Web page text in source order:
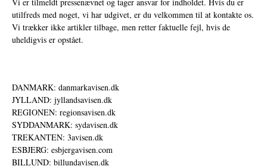
Vi er tilmeldt pressenævnet og tager ansvar for indholdet. Hvis du er
utilfreds med noget, vi har udgivet, er du velkommen til at kontakte os.
Vi trækker ikke artikler tilbage, men retter faktuelle fejl, hvis de
uheldigvis er opstået.
DANMARK: danmarkavisen.dk
JYLLAND: jyllandsavisen.dk
REGIONEN: regionsavisen.dk
SYDDANMARK: sydavisen.dk
TREKANTEN: 3avisen.dk
ESBJERG: esbjergavisen.com
BILLUND: billundavisen.dk